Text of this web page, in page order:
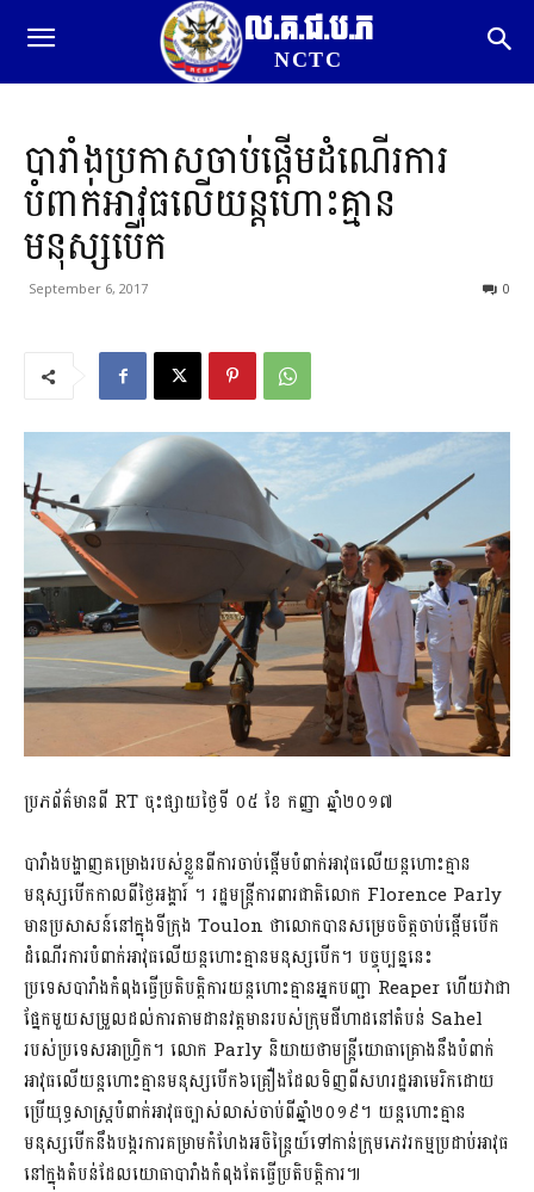
ល.គ.ជ.ប.ភ
NCTC
បារាំងប្រកាសចាប់ផ្តើមដំណើរការ
បំពាក់អាវុធលើយន្តហោះគ្មាន
មនុស្សបើក
September 6, 2017 0
ប្រភព័ត៌មានពី RT ចុះផ្សាយថ្ងៃទី ០៥ ខែ កញ្ញា ឆ្នាំ២០១៧
បារាំងបង្ហាញគម្រោងរបស់ខ្លួនពីការចាប់ផ្តើមបំពាក់អាវុធលើយន្តហោះគ្មាន
មនុស្សបើកកាលពីថ្ងៃអង្គារ៍ ។ រដ្ឋមន្ត្រីការពារជាតិលោក Florence Parly
មានប្រសាសន៍នៅក្នុងទីក្រុង Toulon ថាលោកបានសម្រេចចិត្តចាប់ផ្តើមបើក
ដំណើរការបំពាក់អាវុធលើយន្តហោះគ្មានមនុស្សបើក។ បច្ចុប្បន្ននេះ
ប្រទេសបារាំងកំពុងធ្វើប្រតិបត្តិការយន្ដហោះគ្មានអ្នកបញ្ជា Reaper ហើយវាជា
ផ្នែកមួយសម្រួលដល់ការតាមដានវត្តមានរបស់ក្រុមជីហាដនៅតំបន់ Sahel
របស់ប្រទេសអាហ្វ្រិក។ លោក Parly និយាយថាមន្រ្តីយោធាគ្រោងនឹងបំពាក់
អាវុធលើយន្តហោះគ្មានមនុស្សបើក៦គ្រឿងដែលទិញពីសហរដ្ឋអាមេរិកដោយ
ប្រើយុទ្ធសាស្ត្របំពាក់អាវុធច្បាស់លាស់ចាប់ពីឆ្នាំ២០១៩។ យន្តហោះគ្មាន
មនុស្សបើកនឹងបង្ករការគម្រាមកំហែងអចិន្ត្រៃយ៍ទៅកាន់ក្រុមភេវរកម្មប្រដាប់អាវុធ
នៅក្នុងតំបន់ដែលយោធាបារាំងកំពុងតែធ្វើប្រតិបត្តិការ៕